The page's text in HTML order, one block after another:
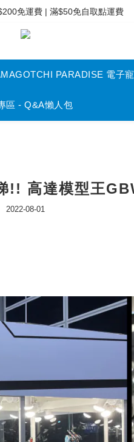
$200免Easy Trade自取點運費
免運費 | 滿$50免自取點運費
$200免Easy Trade自取點運費
PARADISE 電子
區 - Q&A懶人包
!! 高達模型王
2022-08-01